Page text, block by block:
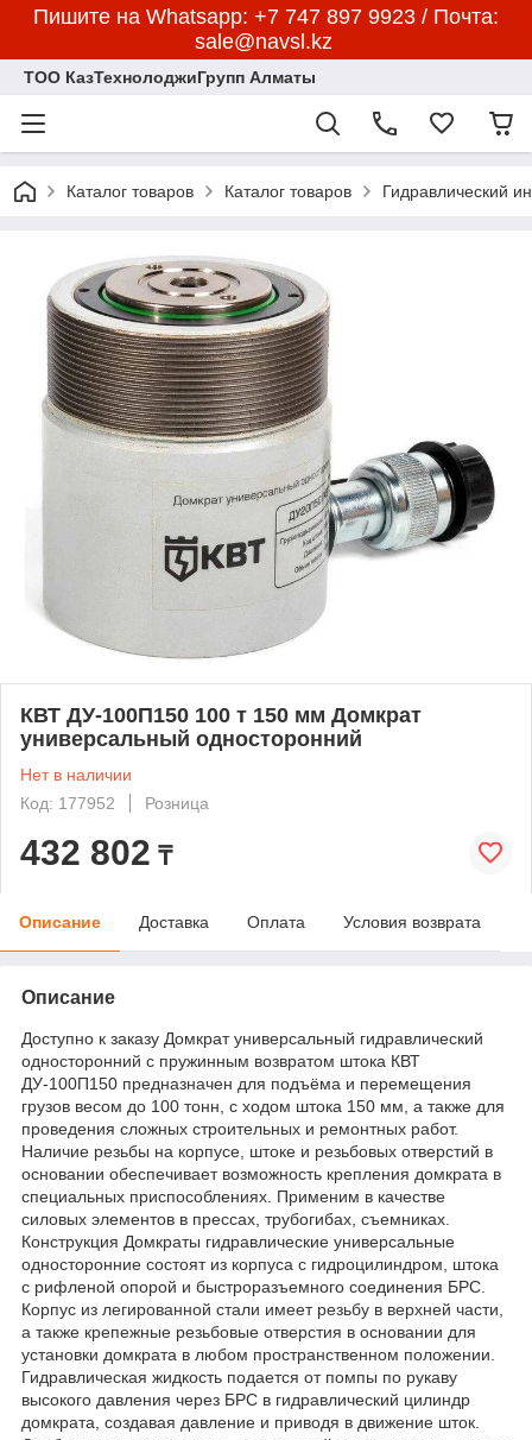
Пишите на Whatsapp: +7 747 897 9923 / Почта:
sale@navsl.kz
ТОО КазТехнолоджиГрупп Алматы
Каталог товаров Каталог товаров Гидравлический
КВТ ДУ-100П150 100 т 150 мм Домкрат
универсальный односторонний
Нет в наличии
Код: 177952
Розница
432 802 ₸
Описание Доставка Оплата Условия возврата
Описание
Доступно к заказу Домкрат универсальный гидравлический
односторонний с пружинным возвратом штока КВТ
ДУ-100П150 предназначен для подъёма и перемещения
грузов весом до 100 тонн, c ходом штока 150 мм, а также для
проведения сложных строительных и ремонтных работ.
Наличие резьбы на корпусе, штоке и резьбовых отверстий в
основании обеспечивает возможность крепления домкрата в
специальных приспособлениях. Применим в качестве
силовых элементов в прессах, трубогибах, съемниках.
Конструкция Домкраты гидравлические универсальные
односторонние состоят из корпуса с гидроцилиндром, штока
с рифленой опорой и быстроразъемного соединения БРС.
Корпус из легированной стали имеет резьбу в верхней части,
а также крепежные резьбовые отверстия в основании для
установки домкрата в любом пространственном положении.
Гидравлическая жидкость подается от помпы по рукаву
высокого давления через БРС в гидравлический цилиндр
домкрата, создавая давление и приводя в движение шток.